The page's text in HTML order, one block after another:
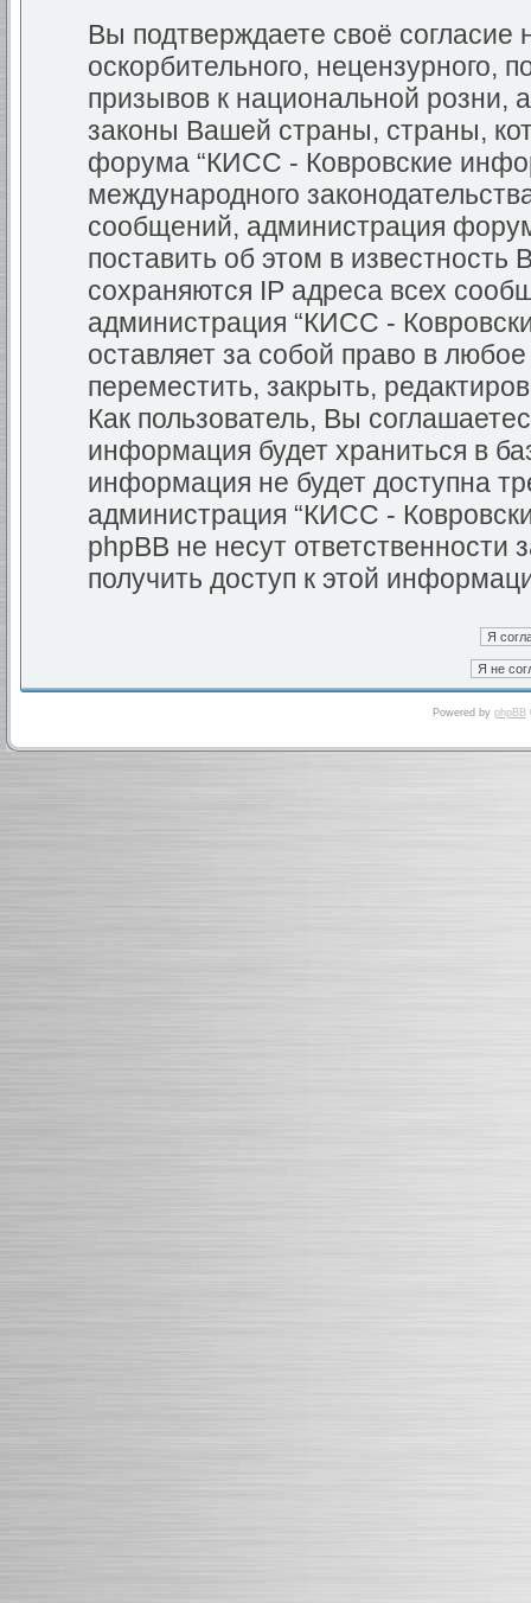
Вы подтверждаете своё
оскорбительного, нецензурного,
призывов к национальной
законы Вашей страны, страны,
форума “КИСС - Ковровские
международного
сообщений, администрация
поставить об этом в
сохраняются IP адреса всех
администрация “КИСС -
оставляет за собой право в
переместить, закрыть,
Как пользователь, Вы
информация будет храниться в
информация не будет доступна
администрация “КИСС -
phpBB не несут ответственности
получить доступ к этой
Powered by phpBB